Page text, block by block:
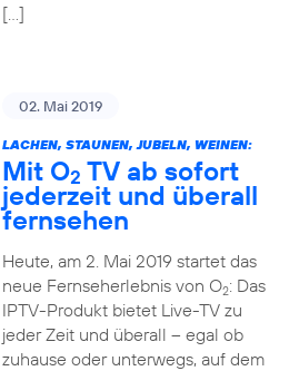
[…]
02. Mai 2019
LACHEN, STAUNEN, JUBELN, WEINEN:
Mit O2 TV ab sofort
jederzeit und überall
fernsehen
Heute, am 2. Mai 2019 startet das
neue Fernseherlebnis von O2: Das
IPTV-Produkt bietet Live-TV zu
jeder Zeit und überall – egal ob
zuhause oder unterwegs, auf dem